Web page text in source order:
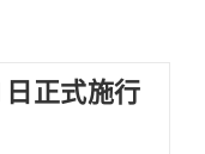
正式施行